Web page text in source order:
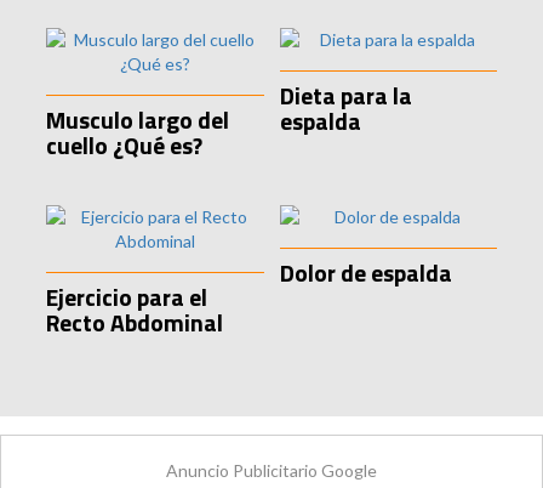
Musculo largo del
cuello ¿Qué es?
Dieta para la
espalda
Ejercicio para el
Recto Abdominal
Dolor de espalda
Anuncio Publicitario Google